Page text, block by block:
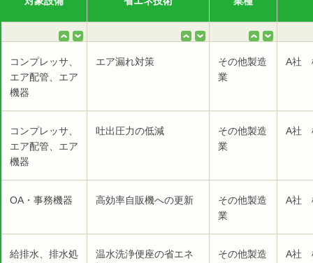
コンプレッサ、
エア配管、エア
機器
エア漏れ対策
その他製造
業
A社
コンプレッサ、
エア配管、エア
機器
吐出圧力の低減
その他製造
業
A社
OA・事務機器 高効率自販機への更新
その他製造
業
A社
給排水、排水処
温水洗浄便座の省エネ
その他製造
A社